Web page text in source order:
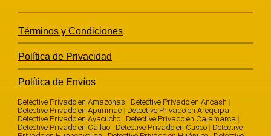
Términos y Condiciones
Política de Privacidad
Política de Envíos
Detective Privado en Amazonas | Detective Privado en Ancash |
Detective Privado en Apurímac | Detective Privado en Arequipa |
Detective Privado en Ayacucho | Detective Privado en Cajamarca |
Detective Privado en Callao | Detective Privado en Cusco | Detective